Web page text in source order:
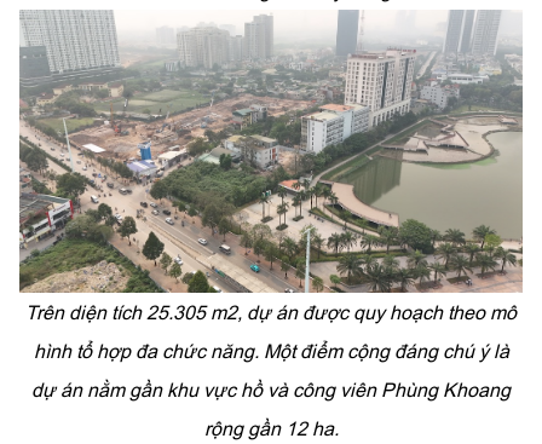
Trên diện tích 25.305 m2, dự án được quy hoạch theo mô
hình tổ hợp đa chức năng. Một điểm cộng đáng chú ý là
dự án nằm gần khu vực hồ và công viên Phùng Khoang
rộng gần 12 ha.